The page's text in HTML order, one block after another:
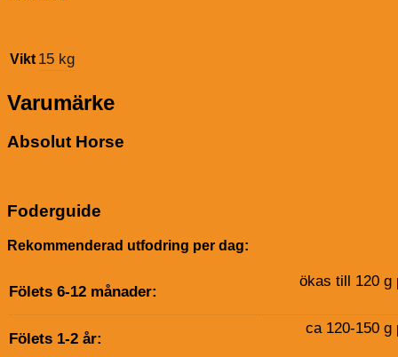
Vikt 15 kg
Varumärke
Absolut Horse
Foderguide
Rekommenderad utfodring per dag:
Fölets 6-12 månader:
ökas till 120 g
Fölets 1-2 år:
ca 120-150 g